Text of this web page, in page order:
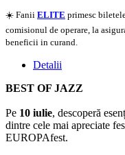
☀️ Fanii ELITE primesc
comisionul de operare, la
beneficii in curand.
Detalii
BEST OF JAZZ
Pe 10 iulie, descoperă
dintre cele mai apreciate
EUROPAfest.